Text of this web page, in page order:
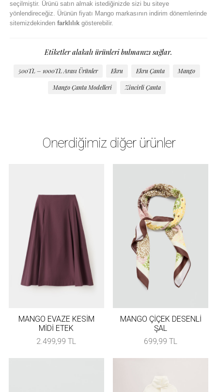
seçilmiştir. Ürünü satın almak istediğinizde sizi bu siteye
yönlendireceğiz. Ürünün fiyatı Mango markasının indirim dönemlerinde
sitemizdekinden farklılıkgösterebilir.
Etiketler alakalı ürünleri bulmanızı sağlar.
500TL – 1000TL Arası Ürünler Ekru Ekru Çanta Mango
Mango Çanta Modelleri Zincirli Çanta
Önerdiğimiz diğer ürünler
MANGO EVAZE KESİM
MİDİ ETEK
2.499,99 TL
MANGO ÇİÇEK DESENLİ
ŞAL
699,99 TL